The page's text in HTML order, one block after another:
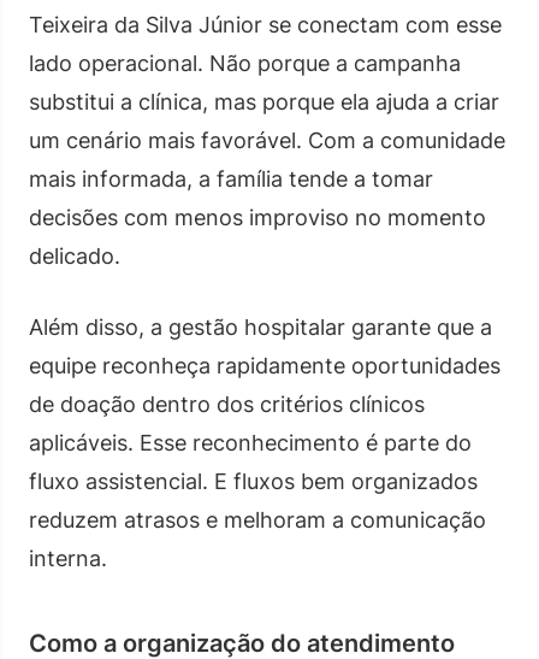
Teixeira da Silva Júnior se conectam com esse
lado operacional. Não porque a campanha
substitui a clínica, mas porque ela ajuda a criar
um cenário mais favorável. Com a comunidade
mais informada, a família tende a tomar
decisões com menos improviso no momento
delicado.
Além disso, a gestão hospitalar garante que a
equipe reconheça rapidamente oportunidades
de doação dentro dos critérios clínicos
aplicáveis. Esse reconhecimento é parte do
fluxo assistencial. E fluxos bem organizados
reduzem atrasos e melhoram a comunicação
interna.
Como a organização do atendimento